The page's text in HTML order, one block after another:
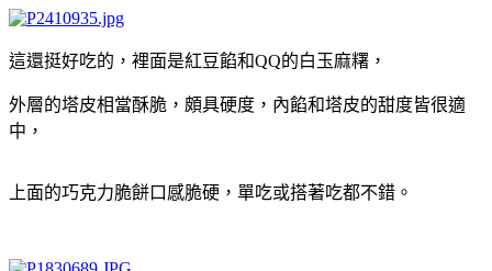
這還挺好吃的，裡面是紅豆餡和QQ的白玉麻糬，
外層的塔皮相當酥脆，頗具硬度，內餡和塔皮的甜度皆很適
中，
上面的巧克力脆餅口感脆硬，單吃或搭著吃都不錯。